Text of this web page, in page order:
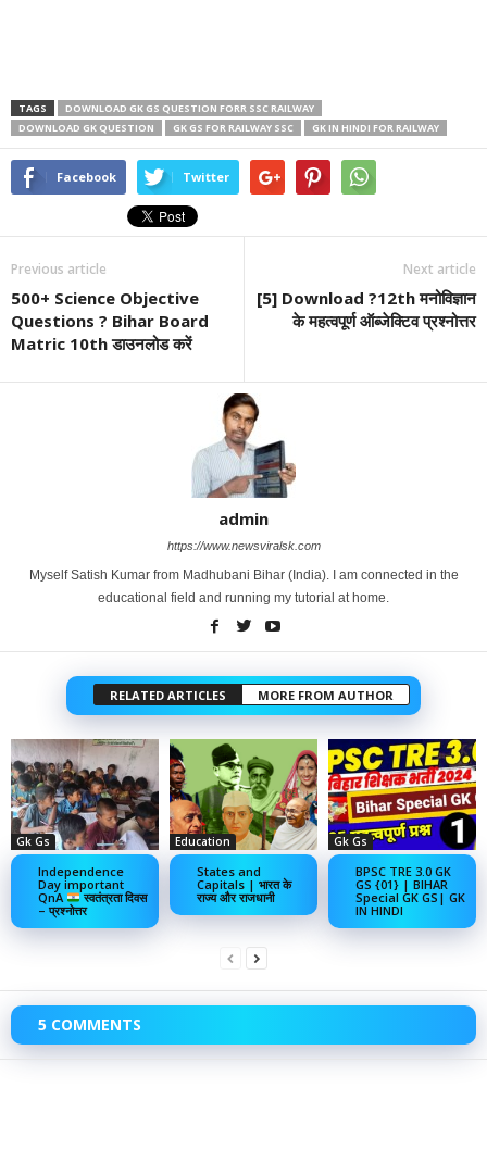
TAGS
DOWNLOAD GK GS QUESTION FORR SSC RAILWAY
DOWNLOAD GK QUESTION
GK GS FOR RAILWAY SSC GK IN HINDI FOR RAILWAY
Facebook Twitter
Previous article
500+ Science Objective
Questions ? Bihar Board
Matric 10th डाउनलोड करें
Next article
[5] Download ?12th मनोविज्ञान
के महत्वपूर्ण ऑब्जेक्टिव प्रश्नोत्तर
admin
https://www.newsviralsk.com
Myself Satish Kumar from Madhubani Bihar (India). I am connected in the
educational field and running my tutorial at home.
RELATED ARTICLES MORE FROM AUTHOR
Gk Gs
Independence
Day important
QnA
स्वतंत्रता दिवस
– प्रश्नोत्तर
Education
States and
Capitals | भारत के
राज्य और राजधानी
Gk Gs
BPSC TRE 3.0 GK
GS {01} | BIHAR
Special GK GS| GK
IN HINDI
5 COMMENTS